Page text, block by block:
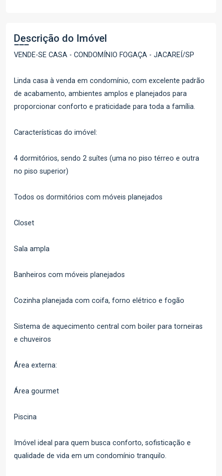
Descrição do Imóvel
VENDE-SE CASA - CONDOMÍNIO FOGAÇA - JACAREÍ/SP
Linda casa à venda em condomínio, com excelente padrão
de acabamento, ambientes amplos e planejados para
proporcionar conforto e praticidade para toda a família.
Características do imóvel:
4 dormitórios, sendo 2 suítes (uma no piso térreo e outra
no piso superior)
Todos os dormitórios com móveis planejados
Closet
Sala ampla
Banheiros com móveis planejados
Cozinha planejada com coifa, forno elétrico e fogão
Sistema de aquecimento central com boiler para torneiras
e chuveiros
Área externa:
Área gourmet
Piscina
Imóvel ideal para quem busca conforto, sofisticação e
qualidade de vida em um condomínio tranquilo.